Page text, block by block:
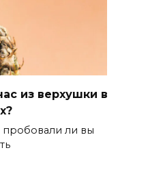
из верхушки в
ли вы